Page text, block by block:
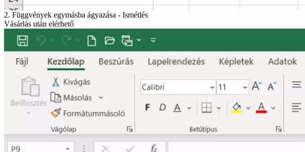
2. Függvények egymásba ágyazása - Ismétlés
Vásárlás után elérhető